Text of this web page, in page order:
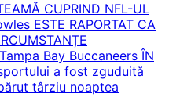
CUPRIND NFL-UL
ESTE RAPORTAT CA
Bay Buccaneers ÎN
a fost zguduită
târziu noaptea